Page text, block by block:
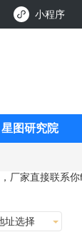
小程序
星图研究院
厂家直接联系你
址选择